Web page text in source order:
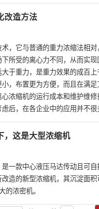
改造方法
，它与普通的重力浓缩法相
所受的离心力不同，从而实
于重力，是重力效果的成百
，布置更为方便，而且在满
浓缩机的运行成本和维护维
后，在各企业中的应用并不很
，这是大型浓缩机
一款中心液压马达传动且可自
造的新型浓缩机，其沉淀面
的浓密机。